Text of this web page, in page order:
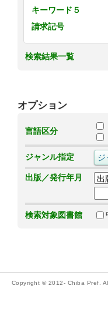
キーワード５
請求記号
検索結果一覧
オプション
言語区分
ジャンル指定
出版／発行年月
検索対象図書館
Copyright © 2012- Chiba Pref.